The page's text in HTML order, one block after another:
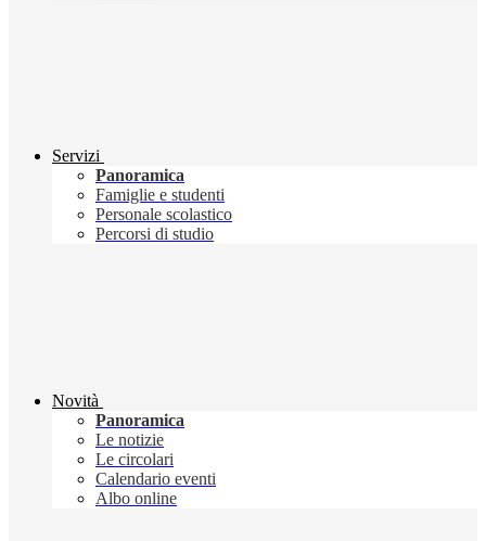
Servizi
Panoramica
Famiglie e studenti
Personale scolastico
Percorsi di studio
Novità
Panoramica
Le notizie
Le circolari
Calendario eventi
Albo online